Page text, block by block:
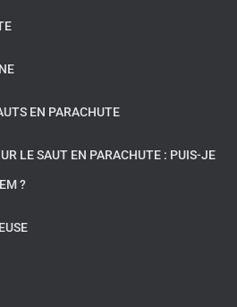
EN PARACHUTE
LE SAUT EN PARACHUTE : PUIS-JE
?